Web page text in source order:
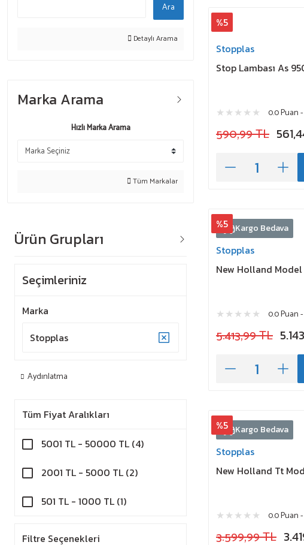
Ara
Detaylı Arama
Marka Arama
Hızlı Marka Arama
Tüm Markalar
Ürün Grupları
Seçimleriniz
Marka
Stopplas
Aydınlatma
Tüm Fiyat Aralıkları
5001 TL - 50000 TL (4)
2001 TL - 5000 TL (2)
501 TL - 1000 TL (1)
Filtre Seçenekleri
%5
Stopplas
Stop Lambası As
0.0 Puan
590,99 TL
%5 Kargo Bedava
Stopplas
New Holland Model
0.0 Puan
5.413,99 TL
%5 Kargo Bedava
Stopplas
New Holland Tt
0.0 Puan
3.599,99 TL